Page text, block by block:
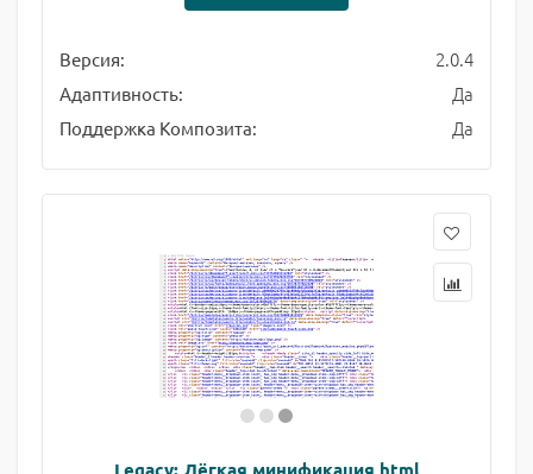
Версия: 2.0.4
Адаптивность: Да
Поддержка Композита: Да
Legacy: Лёгкая минификация html